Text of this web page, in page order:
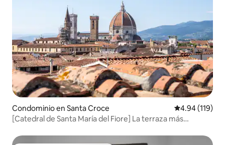
Condominio en Santa Croce Calificación
4.94 (119)
[Catedral de Santa María del Fiore] La terraza más